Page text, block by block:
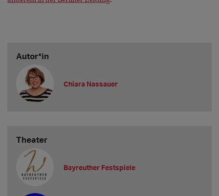
Autor*in
Chiara Nassauer
Theater
Bayreuther Festspiele